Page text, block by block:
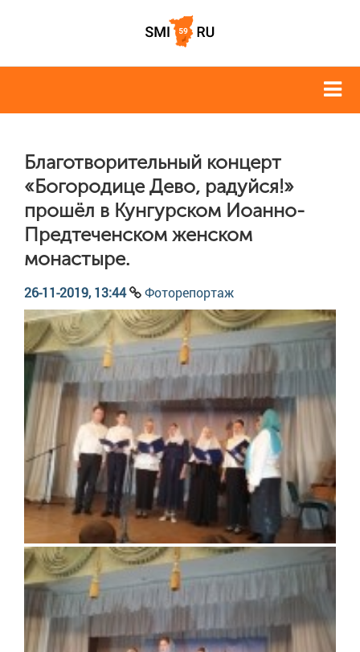
Благотворительный концерт
«Богородице Дево, радуйся!»
прошёл в Кунгурском Иоанно-
Предтеченском женском
монастыре.
26-11-2019, 13:44 Фоторепортаж